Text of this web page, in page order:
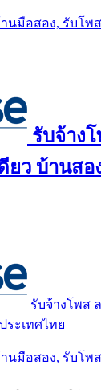
นมือสอง, รับโพ
รับจ้าง
ยว บ้านส
รับจ้างโพส
ระเทศไทย
นมือสอง, รับโพ